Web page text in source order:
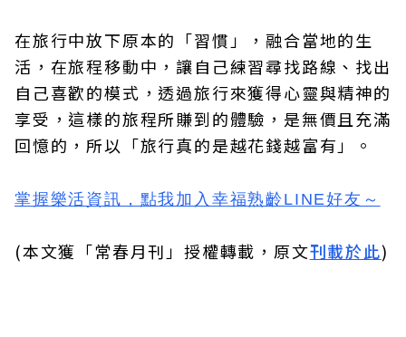
在旅行中放下原本的「習慣」，融合當地的生
活，在旅程移動中，讓自己練習尋找路線、找出
自己喜歡的模式，透過旅行來獲得心靈與精神的
享受，這樣的旅程所賺到的體驗，是無價且充滿
回憶的，所以「旅行真的是越花錢越富有」。
掌握樂活資訊， 點我加入 幸福熟齡LINE好友 ～
(本文獲「常春月刊」授權轉載，原文刊載於此)